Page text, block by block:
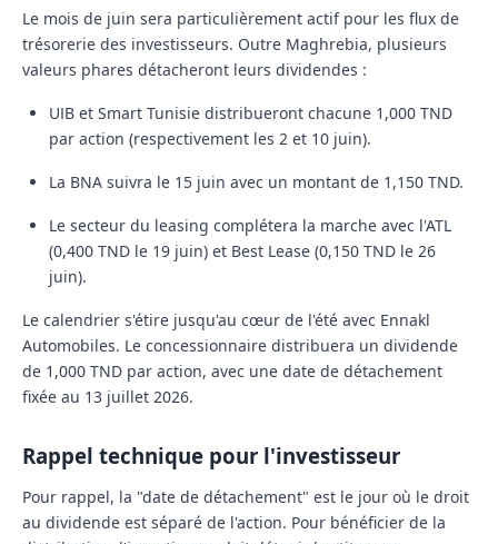
Le mois de juin sera particulièrement actif pour les flux de
trésorerie des investisseurs. Outre Maghrebia, plusieurs
valeurs phares détacheront leurs dividendes :
UIB et Smart Tunisie distribueront chacune 1,000 TND
par action (respectivement les 2 et 10 juin).
La BNA suivra le 15 juin avec un montant de 1,150 TND.
Le secteur du leasing complétera la marche avec l'ATL
(0,400 TND le 19 juin) et Best Lease (0,150 TND le 26
juin).
Le calendrier s'étire jusqu'au cœur de l'été avec Ennakl
Automobiles. Le concessionnaire distribuera un dividende
de 1,000 TND par action, avec une date de détachement
fixée au 13 juillet 2026.
Rappel technique pour l'investisseur
Pour rappel, la "date de détachement" est le jour où le droit
au dividende est séparé de l'action. Pour bénéficier de la